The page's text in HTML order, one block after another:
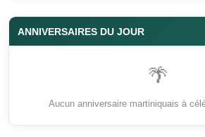
ANNIVERSAIRES DU JOUR
🌴
Aucun anniversaire martiniquais à